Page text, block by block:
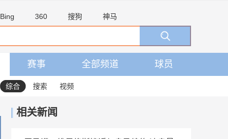
Bing 360 搜狗 神马
赛事 全部频道 球员
综合 搜索 视频
相关新闻